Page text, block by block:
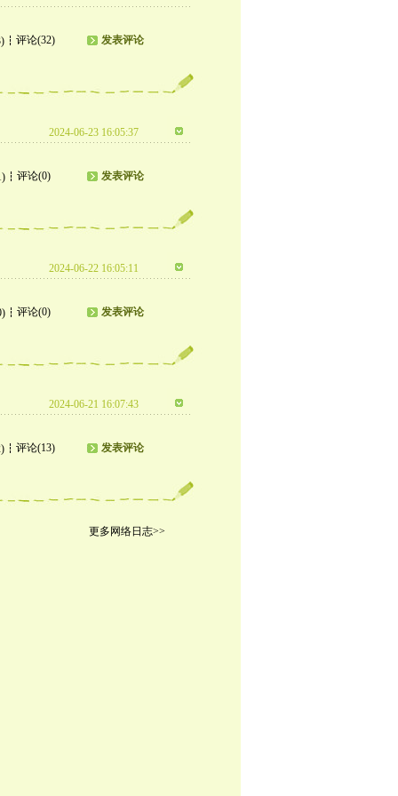
评论(32) 发表评论
2024-06-23 16:05:37
评论(0) 发表评论
2024-06-22 16:05:11
评论(0) 发表评论
2024-06-21 16:07:43
评论(13) 发表评论
更多网络日志>>